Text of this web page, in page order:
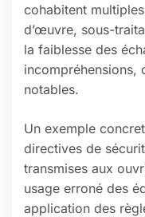
cohabitent
d’œuvre, sous-
la faiblesse des
incompréhensions,
notables.
Un exemple
directives de
transmises aux
usage erroné des
application des